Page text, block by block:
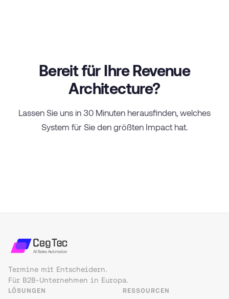
Bereit für Ihre Revenue
Architecture?
Lassen Sie uns in 30 Minuten herausfinden, welches
System für Sie den größten Impact hat.
Termine mit Entscheidern.
Für B2B-Unternehmen in Europa.
LÖSUNGEN RESSOURCEN